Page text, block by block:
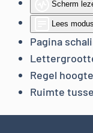
Scherm
Lees modus
Pagina
Regel hoogte
Ruimte